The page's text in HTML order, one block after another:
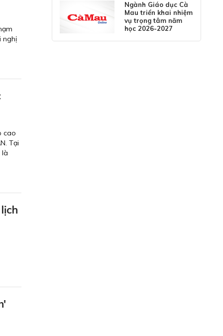
nghị
cao
Tại
là
Ngành Giáo dục Cà
Mau triển khai nhiệm
vụ trọng tâm năm
học 2026-2027